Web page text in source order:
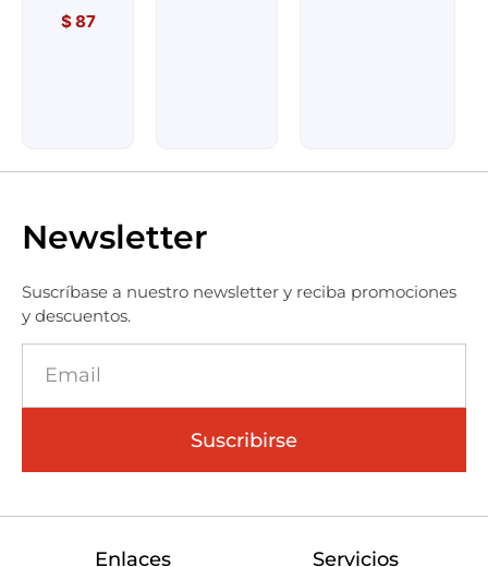
$87
Newsletter
Suscríbase a nuestro newsletter y reciba promociones
y descuentos.
Suscribirse
Enlaces Servicios